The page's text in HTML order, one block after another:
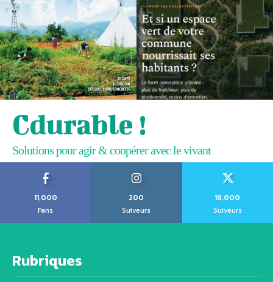
Cdurable !
Solutions pour agir & coopérer avec le vivant
11,000
Fans
200
Suiveurs
18,000
Suiveurs
Rubriques